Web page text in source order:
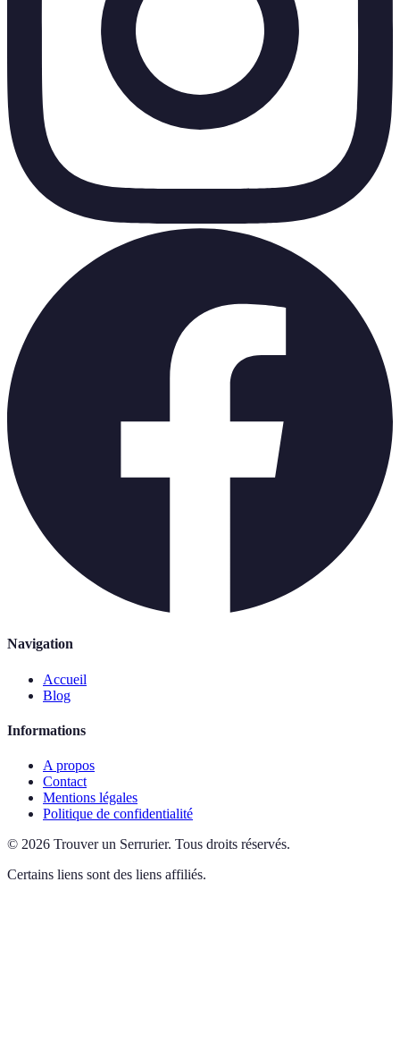
Navigation
Accueil
Blog
Informations
A propos
Contact
Mentions légales
Politique de confidentialité
© 2026 Trouver un Serrurier. Tous droits réservés.
Certains liens sont des liens affiliés.